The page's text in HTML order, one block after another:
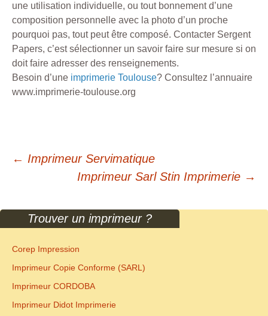
une utilisation individuelle, ou tout bonnement d’une
composition personnelle avec la photo d’un proche
pourquoi pas, tout peut être composé. Contacter Sergent
Papers, c’est sélectionner un savoir faire sur mesure si on
doit faire adresser des renseignements.
Besoin d’une imprimerie Toulouse? Consultez l’annuaire
www.imprimerie-toulouse.org
Navigation
articles
← Imprimeur Servimatique
Imprimeur Sarl Stin Imprimerie →
Trouver un imprimeur ?
Corep Impression
Imprimeur Copie Conforme (SARL)
Imprimeur CORDOBA
Imprimeur Didot Imprimerie